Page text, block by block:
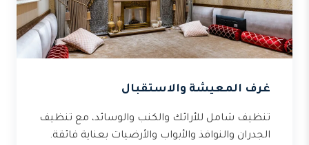
غرف المعيشة والاستقبال
تنظيف شامل للأرائك والكنب والوسائد، مع تنظيف
الجدران والنوافذ والأبواب والأرضيات بعناية فائقة.